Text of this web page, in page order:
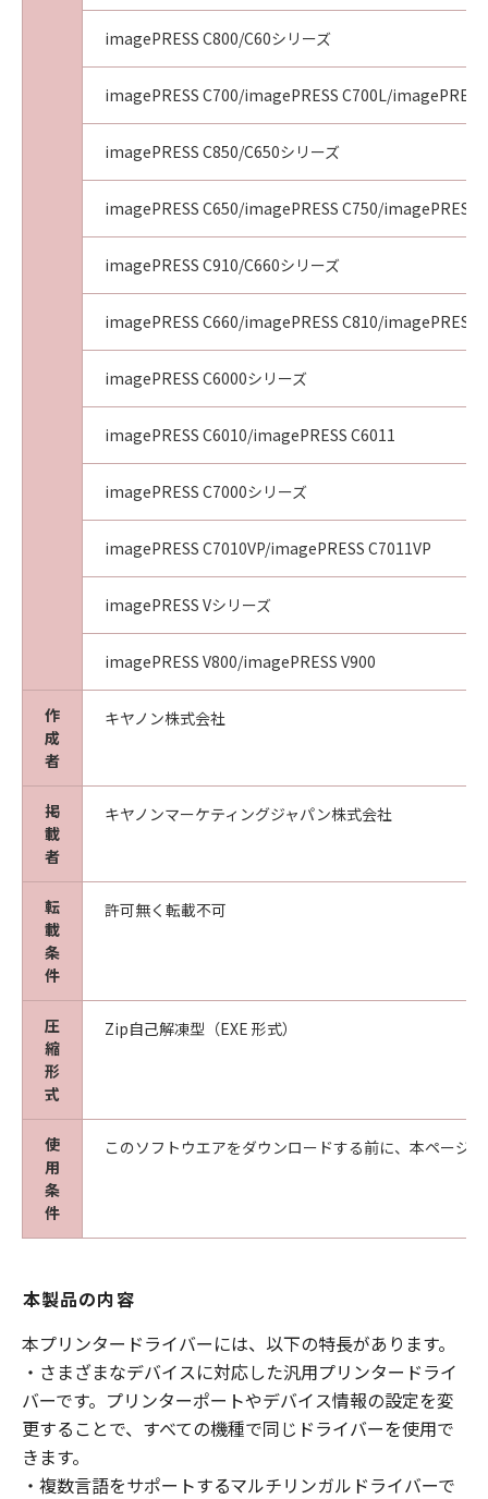
imagePRESS C800/C60シリーズ
imagePRESS C700/imagePRESS C700L/
imagePRESS C850/C650シリーズ
imagePRESS C650/imagePRESS C750/imagePRESS
imagePRESS C910/C660シリーズ
imagePRESS C660/imagePRESS C810/imagePRESS
imagePRESS C6000シリーズ
imagePRESS C6010/imagePRESS C6011
imagePRESS C7000シリーズ
imagePRESS C7010VP/imagePRESS C7011VP
imagePRESS Vシリーズ
imagePRESS V800/imagePRESS V900
作
成
者
キヤノン株式会社
掲
載
者
キヤノンマーケティングジャパン株式会社
転
載
条
件
許可無く転載不可
圧
縮
形
式
Zip自己解凍型（EXE 形式）
使
用
条
件
このソフトウエアをダウンロードする前に、本ページ
本製品の内容
本プリンタードライバーには、以下の特長があります。
・さまざまなデバイスに対応した汎用プリンタードライ
バーです。プリンターポートやデバイス情報の設定を変
更することで、すべての機種で同じドライバーを使用で
きます。
・複数言語をサポートするマルチリンガルドライバーで